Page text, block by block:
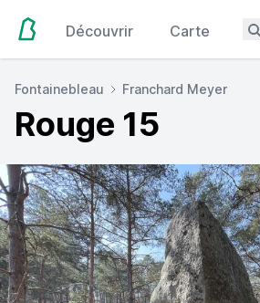
Découvrir Carte
Fontainebleau Franchard Meyer
Rouge 15